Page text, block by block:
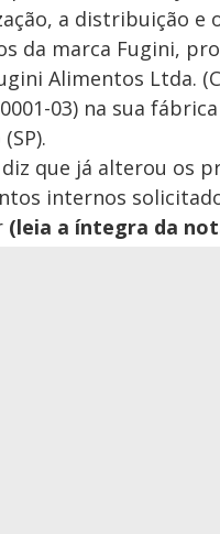
a distribuição e
da marca Fugini,
Alimentos Ltda.
03) na sua
que já alterou os
internos
(leia a íntegra da